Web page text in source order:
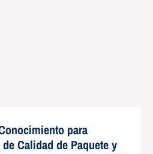
para
Calidad de Paquete y